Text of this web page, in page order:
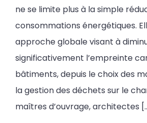
ne se limite plus à la simple
consommations énergétiques.
approche globale visant à
significativement l’empreinte
bâtiments, depuis le choix des
la gestion des déchets sur le
maîtres d’ouvrage, architectes